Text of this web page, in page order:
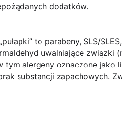
dodatków.
to parabeny, SLS/SLES,
uwalniające związki
tym alergeny oznaczone
substancji zapachowych.